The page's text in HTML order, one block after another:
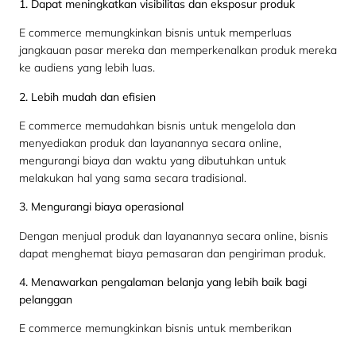
1. Dapat meningkatkan visibilitas dan eksposur produk
E commerce memungkinkan bisnis untuk memperluas
jangkauan pasar mereka dan memperkenalkan produk mereka
ke audiens yang lebih luas.
2. Lebih mudah dan efisien
E commerce memudahkan bisnis untuk mengelola dan
menyediakan produk dan layanannya secara online,
mengurangi biaya dan waktu yang dibutuhkan untuk
melakukan hal yang sama secara tradisional.
3. Mengurangi biaya operasional
Dengan menjual produk dan layanannya secara online, bisnis
dapat menghemat biaya pemasaran dan pengiriman produk.
4. Menawarkan pengalaman belanja yang lebih baik bagi
pelanggan
E commerce memungkinkan bisnis untuk memberikan